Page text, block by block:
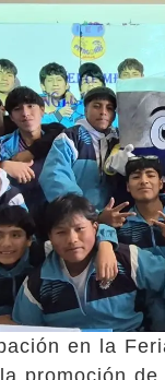
en la
promoción